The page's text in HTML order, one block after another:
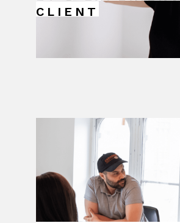
CLIENT